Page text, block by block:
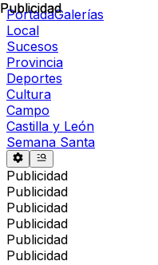
PortadaGalerías
Local
Sucesos
Provincia
Deportes
Cultura
Campo
Castilla y León
Semana Santa
Publicidad
Publicidad
Publicidad
Publicidad
Publicidad
Publicidad
Publicidad
Publicidad